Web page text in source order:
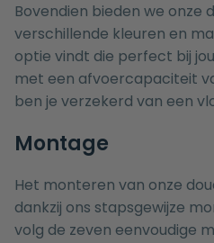
Bovendien bieden we onze
verschillende kleuren en
optie vindt die perfect bij
met een afvoercapaciteit
ben je verzekerd van een
Montage
Het monteren van onze
dankzij ons stapsgewijze
volg de zeven eenvoudige